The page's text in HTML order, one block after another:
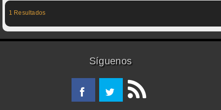
1 Resultados
Síguenos